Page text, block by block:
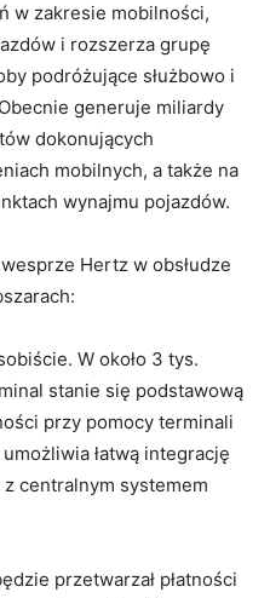
w zakresie mobilności,
i rozszerza grupę
podróżujące służbowo i
generuje miliardy
dokonujących
mobilnych, a także na
wynajmu pojazdów.
Hertz w obsłudze
W około 3 tys.
stanie się podstawową
przy pomocy terminali
łatwą integrację
centralnym systemem
przetwarzał płatności